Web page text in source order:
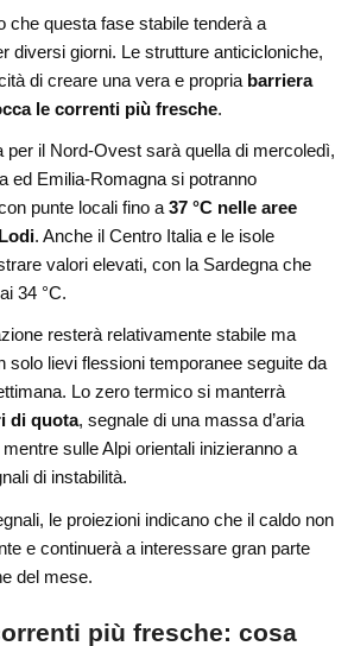
che questa fase stabile tenderà a
diversi giorni. Le strutture anticicloniche,
di creare una vera e propria barriera
le correnti più fresche.
per il Nord-Ovest sarà quella di mercoledì,
ed Emilia-Romagna si potranno
punte locali fino a37 °C nelle aree
. Anche il Centro Italia e le isole
valori elevati, con la Sardegna che
34 °C.
resterà relativamente stabile ma
solo lievi flessioni temporanee seguite da
Lo zero termico si manterrà
di quota, segnale di una massa d’aria
sulle Alpi orientali inizieranno a
di instabilità.
le proiezioni indicano che il caldo non
e continuerà a interessare gran parte
del mese.
più fresche: cosa